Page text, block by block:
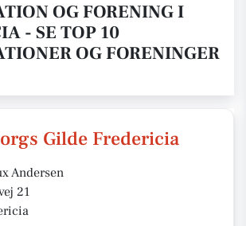
OG FORENING I
- SE TOP 10
OG FORENINGER
Gilde Fredericia
Andersen
21